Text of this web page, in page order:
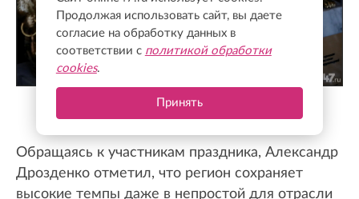
Валентин Илюшин/Online47
Обращаясь к участникам праздника, Александр
Дрозденко отметил, что регион сохраняет
высокие темпы даже в непростой для отрасли
Продолжая использовать сайт, вы даете
согласие на обработку данных в
соответствии с политикой обработки
cookies.
Принять